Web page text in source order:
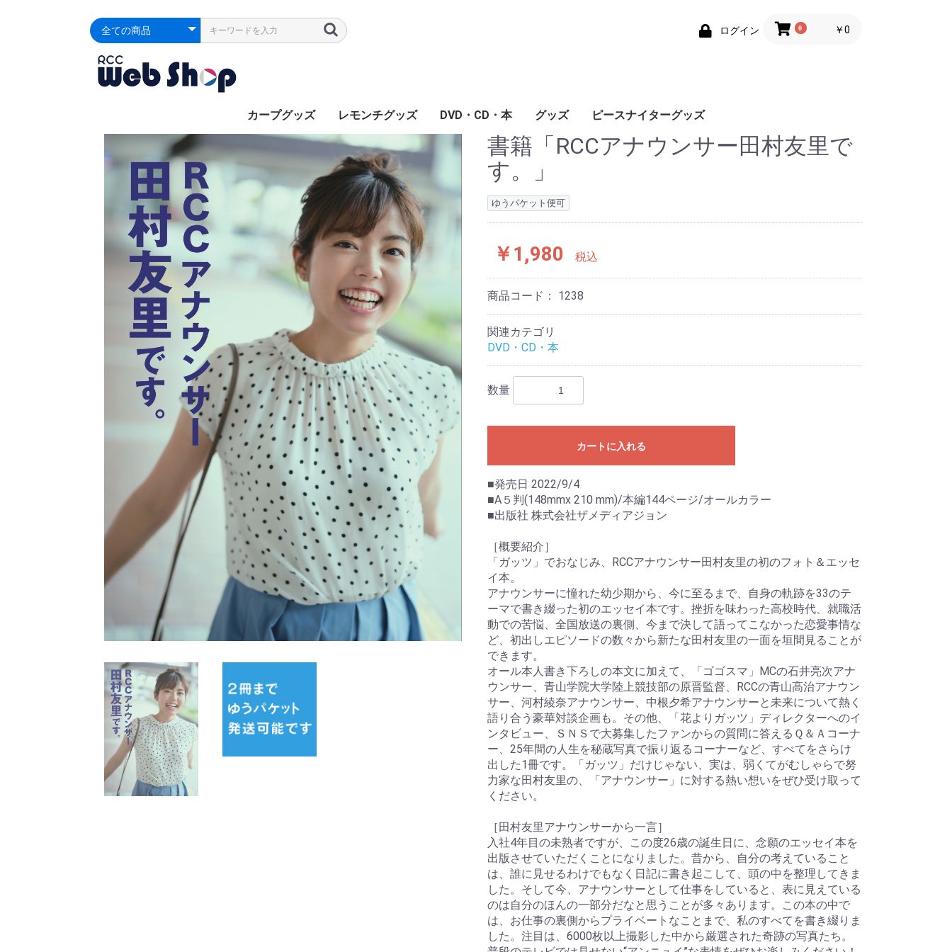
ログイン 0 ￥0
カープグッズ レモンチグッズ DVD・CD・本 グッズ ピースナイターグッズ
書籍「RCCアナウンサー田村友里で
す。」
ゆうパケット便可
￥1,980 税込
商品コード： 1238
関連カテゴリ
DVD・CD・本
数量
カートに入れる
■発売日 2022/9/4
■A５判(148mmx 210 mm)/本編144ページ/オールカラー
■出版社 株式会社ザメディアジョン
［概要紹介］
「ガッツ」でおなじみ、RCCアナウンサー田村友里の初のフォト＆エッセ
イ本。
アナウンサーに憧れた幼少期から、今に至るまで、自身の軌跡を33のテ
ーマで書き綴った初のエッセイ本です。挫折を味わった高校時代、就職活
動での苦悩、全国放送の裏側、今まで決して語ってこなかった恋愛事情な
ど、初出しエピソードの数々から新たな田村友里の一面を垣間見ることが
できます。
オール本人書き下ろしの本文に加えて、「ゴゴスマ」MCの石井亮次アナ
ウンサー、青山学院大学陸上競技部の原晋監督、RCCの青山高治アナウン
サー、河村綾奈アナウンサー、中根夕希アナウンサーと未来について熱く
語り合う豪華対談企画も。その他、「花よりガッツ」ディレクターへのイ
ンタビュー、ＳＮＳで大募集したファンからの質問に答えるＱ＆Ａコーナ
ー、25年間の人生を秘蔵写真で振り返るコーナーなど、すべてをさらけ
出した1冊です。「ガッツ」だけじゃない、実は、弱くてがむしゃらで努
力家な田村友里の、「アナウンサー」に対する熱い想いをぜひ受け取って
ください。
［田村友里アナウンサーから一言］
入社4年目の未熟者ですが、この度26歳の誕生日に、念願のエッセイ本を
出版させていただくことになりました。昔から、自分の考えていること
は、誰に見せるわけでもなく日記に書き起こして、頭の中を整理してきま
した。そして今、アナウンサーとして仕事をしていると、表に見えている
のは自分のほんの一部分だなと思うことが多々あります。この本の中で
は、お仕事の裏側からプライベートなことまで、私のすべてを書き綴りま
した。注目は、6000枚以上撮影した中から厳選された奇跡の写真たち。